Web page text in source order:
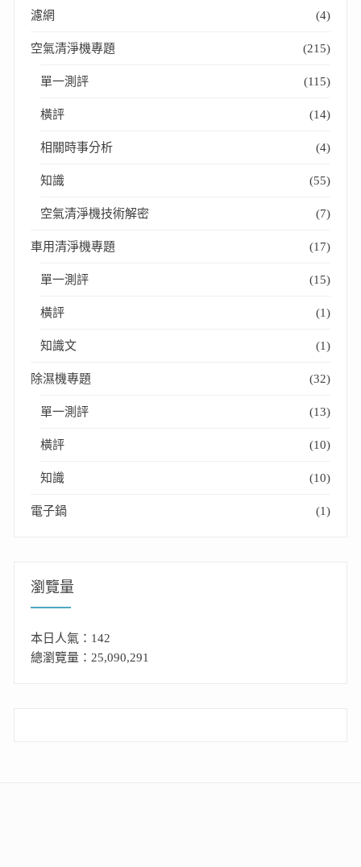
濾網 (4)
空氣清淨機專題 (215)
單一測評 (115)
橫評 (14)
相關時事分析 (4)
知識 (55)
空氣清淨機技術解密 (7)
車用清淨機專題 (17)
單一測評 (15)
橫評 (1)
知識文 (1)
除濕機專題 (32)
單一測評 (13)
橫評 (10)
知識 (10)
電子鍋 (1)
瀏覽量
本日人氣：142
總瀏覽量：25,090,291